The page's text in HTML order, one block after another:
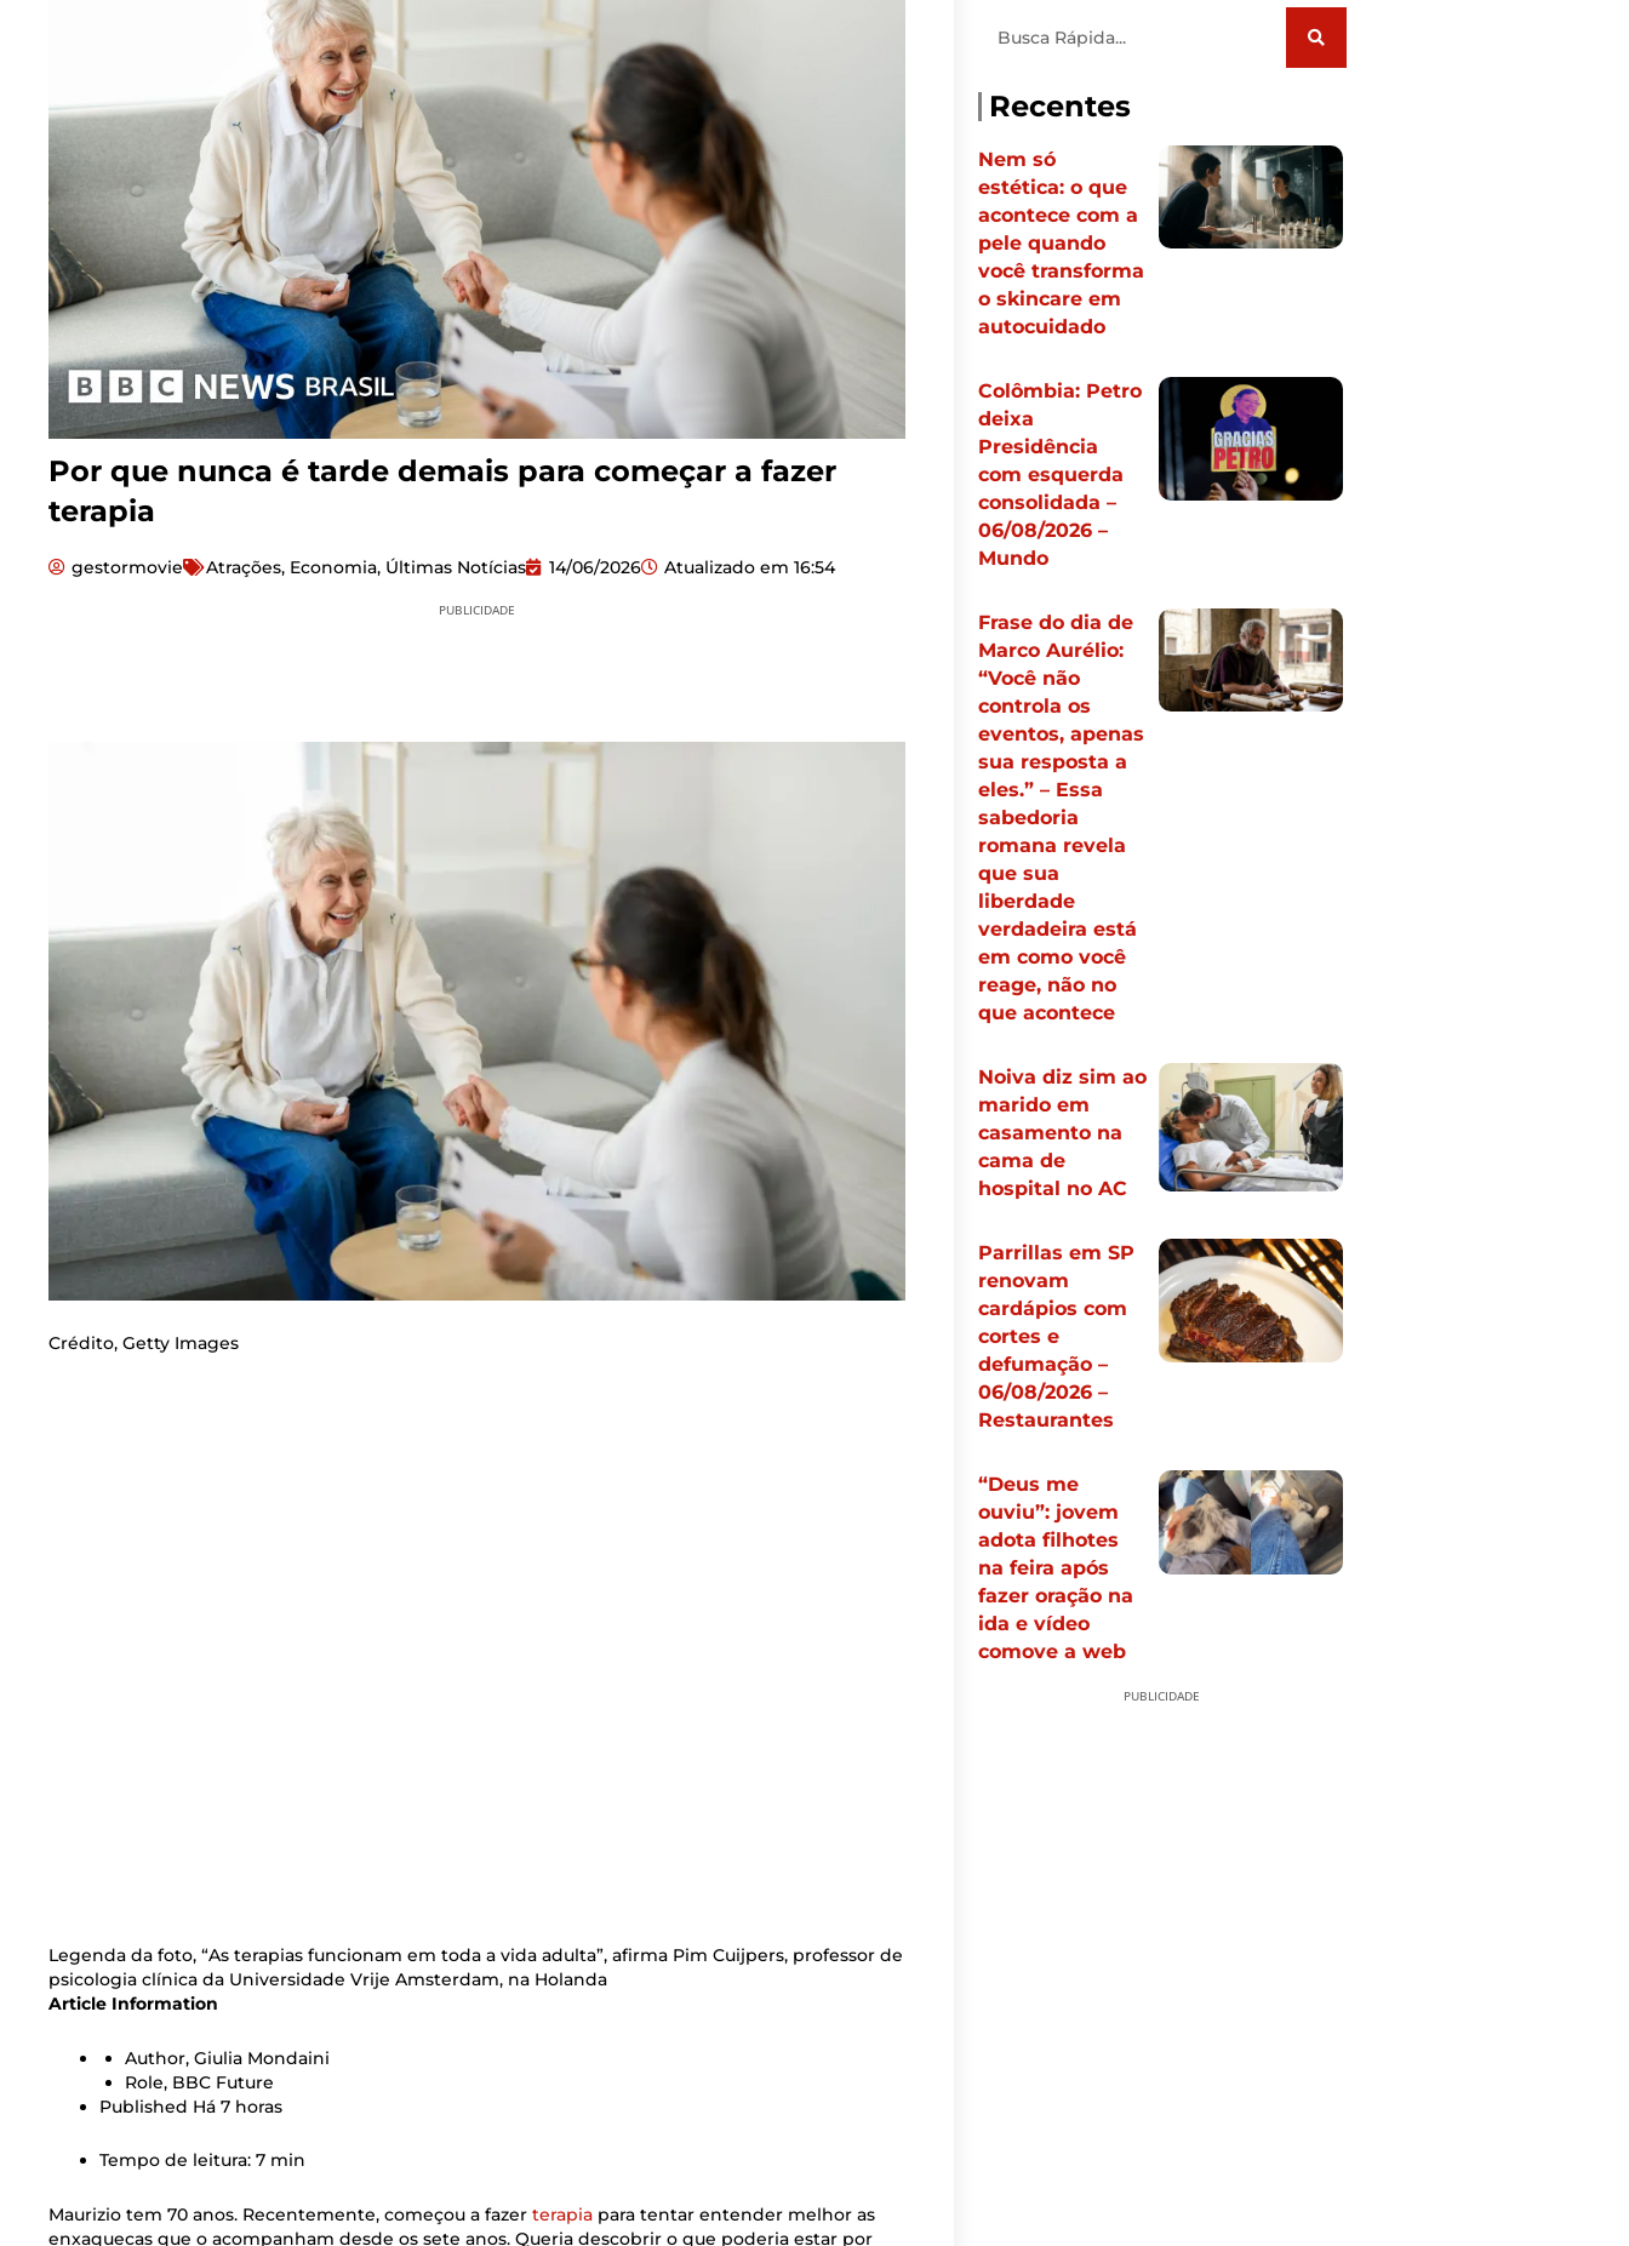
Por que nunca é tarde demais para começar a fazer
terapia
gestormovie Atrações, Economia, Últimas Notícias 14/06/2026 Atualizado em 16:54
PUBLICIDADE
Crédito, Getty Images
Legenda da foto, “As terapias funcionam em toda a vida adulta”, afirma Pim Cuijpers, professor de
psicologia clínica da Universidade Vrije Amsterdam, na Holanda
Article Information
Author, Giulia Mondaini
Role, BBC Future
Published Há 7 horas
Tempo de leitura: 7 min
Maurizio tem 70 anos. Recentemente, começou a fazer terapia para tentar entender melhor as
enxaquecas que o acompanham desde os sete anos. Queria descobrir o que poderia estar por
Recentes
Nem só
estética: o que
acontece com a
pele quando
você transforma
o skincare em
autocuidado
Colômbia: Petro
deixa
Presidência
com esquerda
consolidada –
06/08/2026 –
Mundo
Frase do dia de
Marco Aurélio:
“Você não
controla os
eventos, apenas
sua resposta a
eles.” – Essa
sabedoria
romana revela
que sua
liberdade
verdadeira está
em como você
reage, não no
que acontece
Noiva diz sim ao
marido em
casamento na
cama de
hospital no AC
Parrillas em SP
renovam
cardápios com
cortes e
defumação –
06/08/2026 –
Restaurantes
“Deus me
ouviu”: jovem
adota filhotes
na feira após
fazer oração na
ida e vídeo
comove a web
PUBLICIDADE